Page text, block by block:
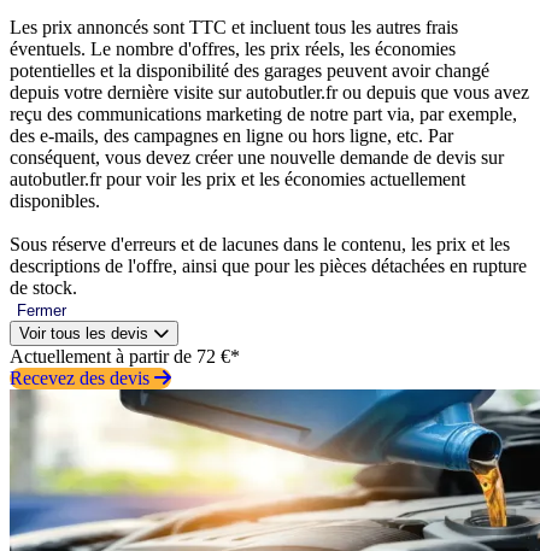
Les prix annoncés sont TTC et incluent tous les autres frais
éventuels. Le nombre d'offres, les prix réels, les économies
potentielles et la disponibilité des garages peuvent avoir changé
depuis votre dernière visite sur autobutler.fr ou depuis que vous avez
reçu des communications marketing de notre part via, par exemple,
des e-mails, des campagnes en ligne ou hors ligne, etc. Par
conséquent, vous devez créer une nouvelle demande de devis sur
autobutler.fr pour voir les prix et les économies actuellement
disponibles.
Sous réserve d'erreurs et de lacunes dans le contenu, les prix et les
descriptions de l'offre, ainsi que pour les pièces détachées en rupture
de stock.
Fermer
Voir tous les devis
Actuellement à partir de 72 €*
Recevez des devis